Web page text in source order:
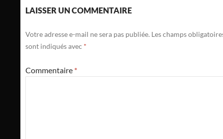
LAISSER UN COMMENTAIRE
Votre adresse e-mail ne sera pas publiée. Les champs
sont indiqués avec *
Commentaire *